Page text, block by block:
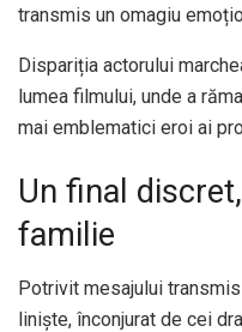
transmis un omagiu
Dispariția actorului
lumea filmului, unde a
mai emblematici eroi ai
Un final
familie
Potrivit mesajului
liniște, înconjurat de cei